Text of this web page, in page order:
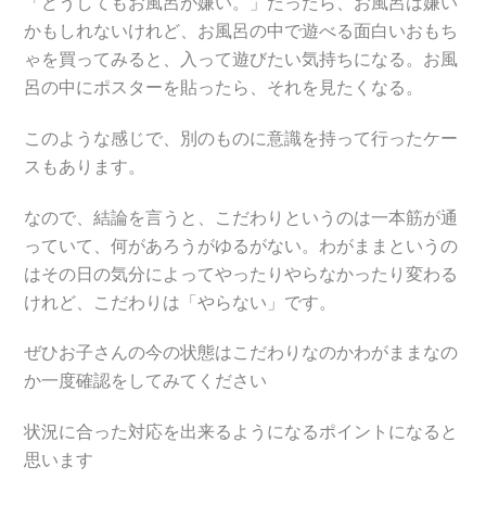
かもしれないけれど、お風呂の中で遊べる面白いおもち
ゃを買ってみると、入って遊びたい気持ちになる。お風
呂の中にポスターを貼ったら、それを見たくなる。
このような感じで、別のものに意識を持って行ったケー
スもあります。
なので、結論を言うと、こだわりというのは一本筋が通
っていて、何があろうがゆるがない。わがままというの
はその日の気分によってやったりやらなかったり変わる
けれど、こだわりは「やらない」です。
ぜひお子さんの今の状態はこだわりなのかわがままなの
か一度確認をしてみてください
状況に合った対応を出来るようになるポイントになると
思います